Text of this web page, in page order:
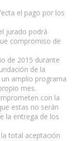
el pago por los
jurado podrá
compromiso de
de 2015 durante
de la
un amplio programa
mes.
con la
estas no serán
la entrega de los
total aceptación